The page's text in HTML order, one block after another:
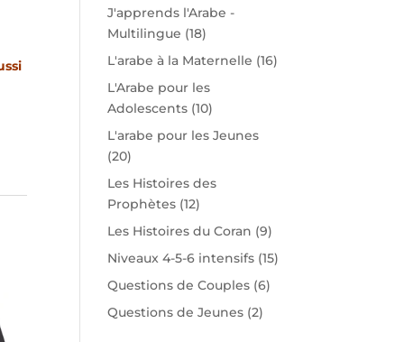
J'apprends l'Arabe -
Multilingue (18)
L'arabe à la Maternelle (16)
L'Arabe pour les
Adolescents (10)
L'arabe pour les Jeunes
(20)
Les Histoires des
Prophètes (12)
Les Histoires du Coran (9)
Niveaux 4-5-6 intensifs (15)
Questions de Couples (6)
Questions de Jeunes (2)